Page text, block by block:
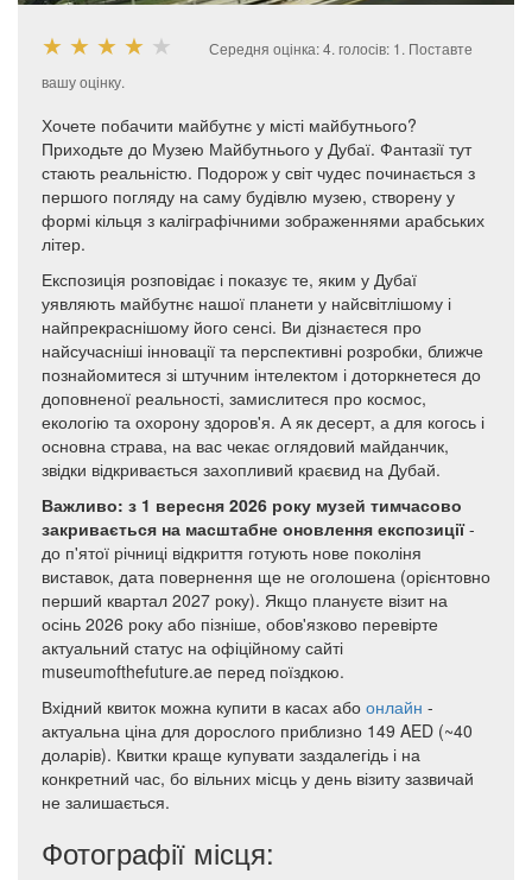
★ ★ ★ ★ ★ Середня оцінка:4. голосів: 1 . Поставте
вашу оцінку.
Хочете побачити майбутнє у місті майбутнього?
Приходьте до Музею Майбутнього у Дубаї. Фантазії тут
стають реальністю. Подорож у світ чудес починається з
першого погляду на саму будівлю музею, створену у
формі кільця з каліграфічними зображеннями арабських
літер.
Експозиція розповідає і показує те, яким у Дубаї
уявляють майбутнє нашої планети у найсвітлішому і
найпрекраснішому його сенсі. Ви дізнаєтеся про
найсучасніші інновації та перспективні розробки, ближче
познайомитеся зі штучним інтелектом і доторкнетеся до
доповненої реальності, замислитеся про космос,
екологію та охорону здоров'я. А як десерт, а для когось і
основна страва, на вас чекає оглядовий майданчик,
звідки відкривається захопливий краєвид на Дубай.
Важливо: з 1 вересня 2026 року музей тимчасово
закривається на масштабне оновлення експозиції-
до п'ятої річниці відкриття готують нове поколіня
виставок, дата повернення ще не оголошена (орієнтовно
перший квартал 2027 року). Якщо плануєте візит на
осінь 2026 року або пізніше, обов'язково перевірте
актуальний статус на офіційному сайті
museumofthefuture.ae перед поїздкою.
Вхідний квиток можна купити в касах або онлайн -
актуальна ціна для дорослого приблизно 149 AED (~40
доларів). Квитки краще купувати заздалегідь і на
конкретний час, бо вільних місць у день візиту зазвичай
не залишається.
Фотографії місця: